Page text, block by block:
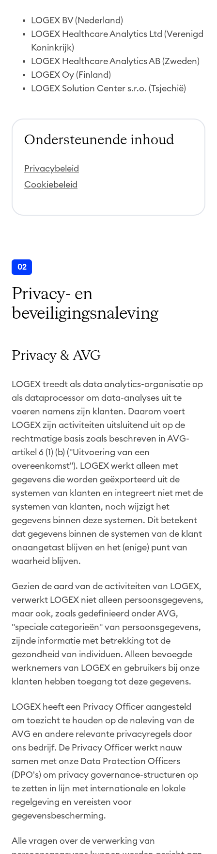
LOGEX BV (Nederland)
LOGEX Healthcare Analytics Ltd (Verenigd
Koninkrijk)
LOGEX Healthcare Analytics AB (Zweden)
LOGEX Oy (Finland)
LOGEX Solution Center s.r.o. (Tsjechië)
Ondersteunende inhoud
Privacybeleid
Cookiebeleid
02
Privacy- en
beveiligingsnaleving
Privacy & AVG
LOGEX treedt als data analytics-organisatie op
als dataprocessor om data-analyses uit te
voeren namens zijn klanten. Daarom voert
LOGEX zijn activiteiten uitsluitend uit op de
rechtmatige basis zoals beschreven in AVG-
artikel 6 (1) (b) ("Uitvoering van een
overeenkomst"). LOGEX werkt alleen met
gegevens die worden geëxporteerd uit de
systemen van klanten en integreert niet met de
systemen van klanten, noch wijzigt het
gegevens binnen deze systemen. Dit betekent
dat gegevens binnen de systemen van de klant
onaangetast blijven en het (enige) punt van
waarheid blijven.
Gezien de aard van de activiteiten van LOGEX,
verwerkt LOGEX niet alleen persoonsgegevens,
maar ook, zoals gedefinieerd onder AVG,
"speciale categorieën" van persoonsgegevens,
zijnde informatie met betrekking tot de
gezondheid van individuen. Alleen bevoegde
werknemers van LOGEX en gebruikers bij onze
klanten hebben toegang tot deze gegevens.
LOGEX heeft een Privacy Officer aangesteld
om toezicht te houden op de naleving van de
AVG en andere relevante privacyregels door
ons bedrijf. De Privacy Officer werkt nauw
samen met onze Data Protection Officers
(DPO's) om privacy governance-structuren op
te zetten in lijn met internationale en lokale
regelgeving en vereisten voor
gegevensbescherming.
Alle vragen over de verwerking van